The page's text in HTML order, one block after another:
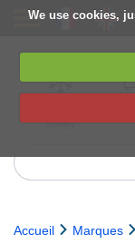
We use cookies,
delivery
6,000+
Accueil Marques